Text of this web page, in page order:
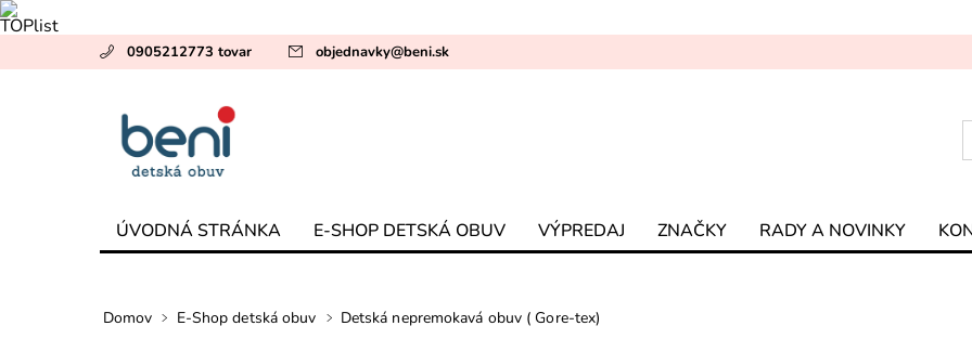
0905212773 tovar objednavky@beni.sk
ÚVODNÁ STRÁNKA E-SHOP DETSKÁ OBUV VÝPREDAJ ZNAČKY RADY A NOVINKY
Domov E-Shop detská obuv Detská nepremokavá obuv ( Gore-tex)